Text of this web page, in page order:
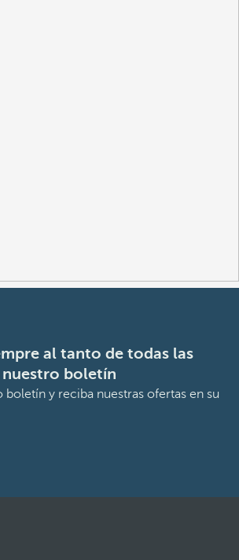
al tanto de todas las
boletín
boletín y reciba nuestras ofertas en su